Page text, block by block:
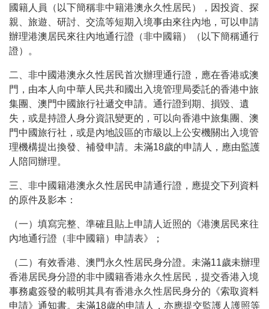
國籍人員（以下簡稱非中籍港澳永久性居民），因投資、探
親、旅遊、研討、交流等短期入境事由來往內地，可以申請
辦理港澳居民來往內地通行證（非中國籍）（以下簡稱通行
證）。
二、非中國港澳永​​久性居民首次辦理通行證，應在香港或澳
門，由本人向中華人民共和國出入境管理局委託的香港中旅
集團、澳門中國旅行社遞交申請。通行證到期、損毀、遺
失，或是持證人身分資訊變更的，可以向香港中旅集團、澳
門中國旅行社，或是內地設區的市級以上公安機關出入境管
理機構提出換發、補發申請。未滿18歲的申請人，應由監護
人陪同辦理。
三、非中國籍港澳永久性居民申請通行證，應提交下列資料
的原件及影本：
（一）填寫完整、準確且貼上申請人近照的《港澳居民來往
內地通行證（非中國籍）申請表》；
（二）有效香港、澳門永久性居民身分證。未滿11歲未辦理
香港居民身分證的非中​​國籍香港永久性居民，提交香港入境
事務處簽發的載明其具有香港永久性居民身分的《索取資料
申請》通知書。未滿18歲的申請人，亦應提交監護人護照等